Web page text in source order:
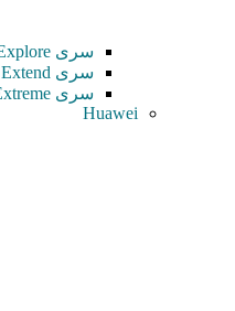
سری Explore
سری Extend
سری Extreme
Huawei